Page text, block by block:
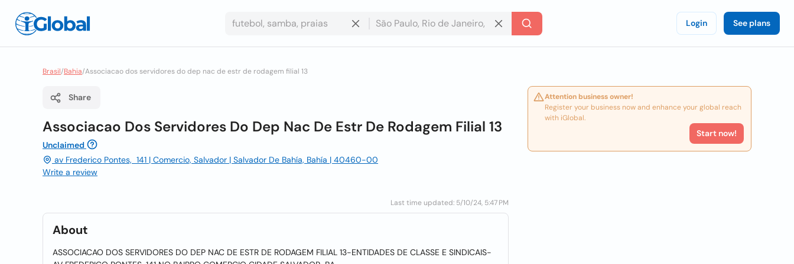
Login See plans
Brasil/Bahia/Associacao dos servidores do dep nac de estr de rodagem filial 13
Share
Associacao Dos Servidores Do Dep Nac De Estr De Rodagem Filial 13
Unclaimed
av Frederico Pontes, 141 | Comercio, Salvador | Salvador De Bahía, Bahía | 40460-00
Write a review
Last time updated: 5/10/24, 5:47 PM
About
ASSOCIACAO DOS SERVIDORES DO DEP NAC DE ESTR DE RODAGEM FILIAL 13-ENTIDADES DE CLASSE E SINDICAIS-
Attention business owner!
Register your business now and enhance your global reach
with iGlobal.
Start now!